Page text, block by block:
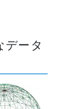
ータ